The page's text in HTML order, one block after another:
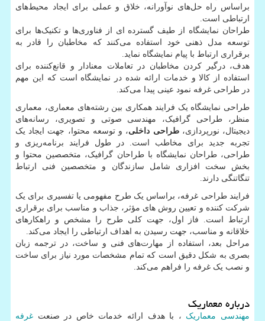
براساس راه حل‌های نوآورانه، خلاق و عملی برای ایجاد محیط‌های
ارتباطی است.
طراحان نمایشگاه از طیف گسترده ای از فناوری‌ها و تکنیک‌ها برای
توسعه مدل ذهنی خود استفاده می‌کنند که مخاطبان را قادر به
برقراری ارتباط با پیام نمایشگاه نماید.
هدف، درگیر کردن مخاطبان در تعاملات معنادار و قانع‌کننده برای
استفاده از کالا و خدمات ارائه شده در نمایشگاه است که این مهم
در طراحی غرفه نمود عینی پیدا می‌کند.
طراحی نمایشگاه یک فرایند همکاری بین رشته‌های معماری، معماری
منظر، طراحی گرافیک، مهندسی صوتی و تصویری، رسانه‌های
دیجیتال، نورپردازی،طراحی داخلی، و توسعه محتوا، جهت ایجاد یک
تجربه جدید برای مخاطب است. در طول فرایند برنامه‌ریزی و
طراحی، طراحان نمایشگاه با طراحان گرافیک، متخصصین محتوا و
بخش سخت افزاری شامل سازندگان و متخصصین فنی ارتباط
تنگاتنگی دارند.
فرایند طراحی غرفه، براساس یک طرح مفهومی یا تفسیری برای یک
شرکت کننده و تعیین روش های مؤثر، جذاب و مناسب برای برقراری
ارتباط است. فاز اول، جهت کلی طرح را مشخص و راهکارهای
خلاقانه و مناسب، جهت رسیدن به اهداف ارتباطی را ایجاد می‌کند.
مراحل بعد، استفاده از مهارت‌های فنی و ساخت، در ترجمه زبان
بصری به شکل دقیق است که تمام مشخصات مورد نیاز برای ساخت
و نصب یک غرفه را فراهم می‌کند.
درباره معماریک
مهندسی معماریک ، با هدف ارائه خدمات خاص در صنعت غرفه